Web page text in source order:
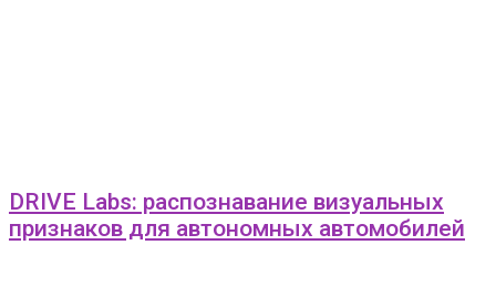
DRIVE Labs: распознавание визуальных
признаков для автономных автомобилей